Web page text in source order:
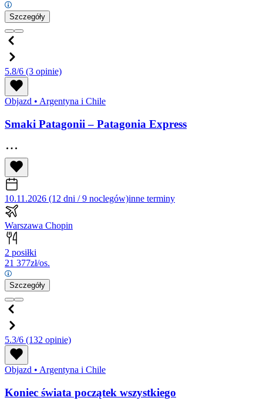
Szczegóły
5.8/6 (3 opinie)
Objazd • Argentyna i Chile
Smaki Patagonii – Patagonia Express
10.11.2026 (12 dni / 9 noclegów)inne terminy
Warszawa Chopin
2 posiłki
21 377zł/os.
Szczegóły
5.3/6 (132 opinie)
Objazd • Argentyna i Chile
Koniec świata początek wszystkiego